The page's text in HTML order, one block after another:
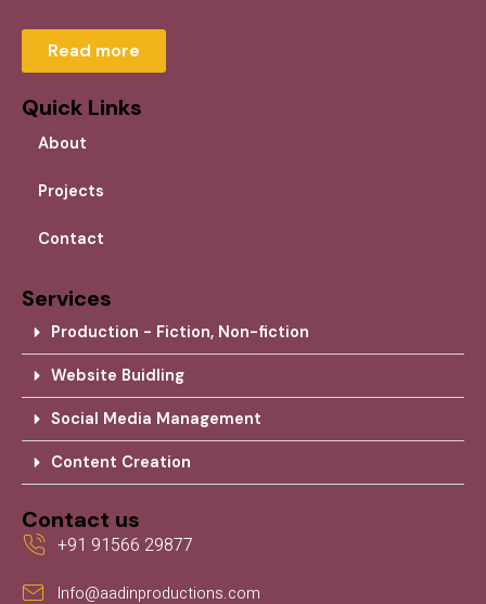
Read more
Quick Links
About
Projects
Contact
Services
Production - Fiction, Non-fiction
Website Buidling
Social Media Management
Content Creation
Contact us
+91 91566 29877
Info@aadinproductions.com